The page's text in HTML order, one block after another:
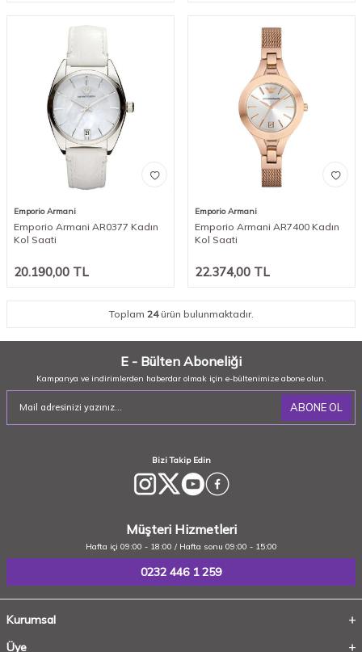
Emporio Armani
Emporio Armani AR0377 Kadın
Kol Saati
20.190,00 TL
Emporio Armani
Emporio Armani AR7400 Kadın
Kol Saati
22.374,00 TL
Toplam 24ürün bulunmaktadır.
E - Bülten Aboneliği
Kampanya ve indirimlerden haberdar olmak için e-bültenimize abone olun.
ABONE OL
Bizi Takip Edin
Müşteri Hizmetleri
Hafta içi 09:00 - 18:00 / Hafta sonu 09:00 - 15:00
0232 446 1 259
Kurumsal
Üye